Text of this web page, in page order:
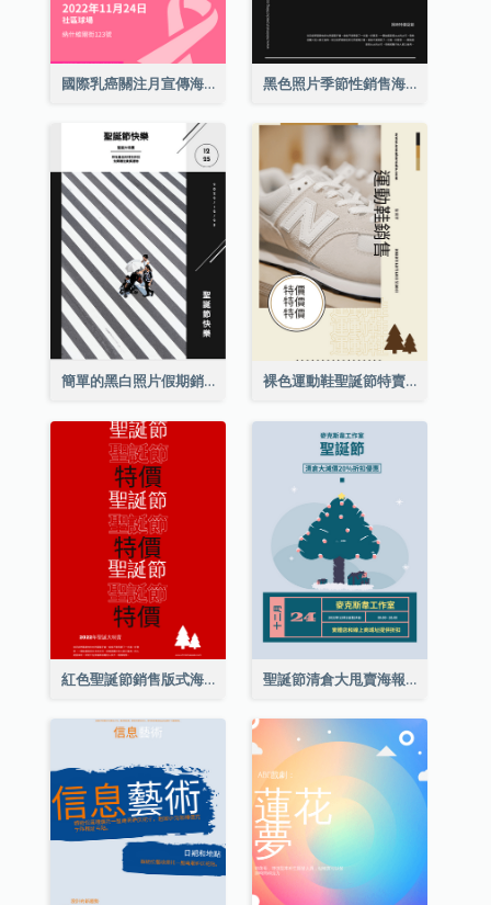
國際乳癌關注月宣傳海報 黑色照片季節性銷售海報
簡單的黑白照片假期銷售海報 裸色運動鞋聖誕節特賣海報
紅色聖誕節銷售版式海報 聖誕節清倉大甩賣海報